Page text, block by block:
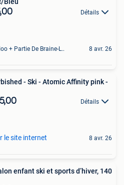
Détails
Waterloo + Partie De Braine-L'Alleud, De Ohain 8 avr. 26
- Ski - Atomic Affinity pink -
Détails
le site internet 8 avr. 26
enfant ski et sports d’hiver, 140